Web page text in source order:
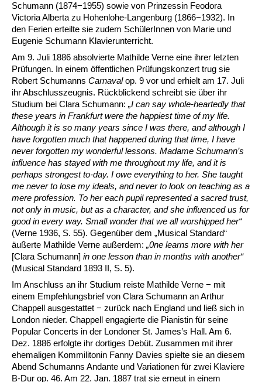
Schumann (1874−1955) sowie von Prinzessin Feodora
Victoria Alberta zu Hohenlohe-Langenburg (1866−1932). In
den Ferien erteilte sie zudem SchülerInnen von Marie und
Eugenie Schumann Klavierunterricht.
Am 9. Juli 1886 absolvierte Mathilde Verne eine ihrer letzten
Prüfungen. In einem öffentlichen Prüfungskonzert trug sie
Robert Schumanns Carnavalop. 9 vor und erhielt am 17. Juli
ihr Abschlusszeugnis. Rückblickend schreibt sie über ihr
Studium bei Clara Schumann: „I can say whole-heartedly that
these years in Frankfurt were the happiest time of my life.
Although it is so many years since I was there, and although I
have forgotten much that happened during that time, I have
never forgotten my wonderful lessons. Madame Schumann’s
influence has stayed with me throughout my life, and it is
perhaps strongest to-day. I owe everything to her. She taught
me never to lose my ideals, and never to look on teaching as a
mere profession. To her each pupil represented a sacred trust,
not only in music, but as a character, and she influenced us for
good in every way. Small wonder that we all worshipped her“
(Verne 1936, S. 55). Gegenüber dem „Musical Standard“
äußerte Mathilde Verne außerdem: „0ne learns more with her
[Clara Schumann] in one lesson than in months with another“
(Musical Standard 1893 II, S. 5).
Im Anschluss an ihr Studium reiste Mathilde Verne − mit
einem Empfehlungsbrief von Clara Schumann an Arthur
Chappell ausgestattet − zurück nach England und ließ sich in
London nieder. Chappell engagierte die Pianistin für seine
Popular Concerts in der Londoner St. James’s Hall. Am 6.
Dez. 1886 erfolgte ihr dortiges Debüt. Zusammen mit ihrer
ehemaligen Kommilitonin Fanny Davies spielte sie an diesem
Abend Schumanns Andante und Variationen für zwei Klaviere
B-Dur op. 46. Am 22. Jan. 1887 trat sie erneut in einem